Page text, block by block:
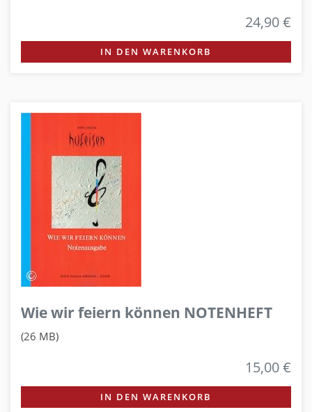
24,90 €
IN DEN WARENKORB
Wie wir feiern können NOTENHEFT
(26 MB)
15,00 €
IN DEN WARENKORB